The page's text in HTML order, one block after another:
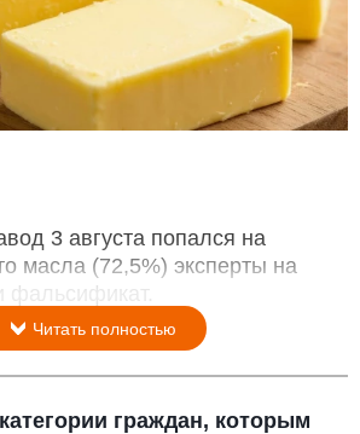
3 августа попался на
масла (72,5%) эксперты на
фальсификат.
Читать полностью
граждан, которым